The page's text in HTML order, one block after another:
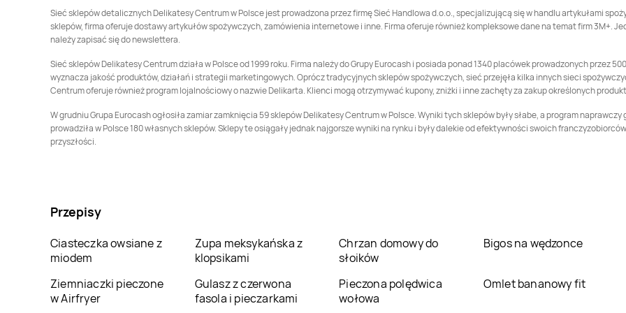
Delikatesy Centrum
Bolimów
Delikatesy Centrum
Bolszewo
Delikatesy Centrum
Borek Stary
Delikatesy Centrum
Borkowice
Delikatesy Centrum
Borzęcin
Borzytuchom
Bralin
Brąszewice
Delikatesy Centrum
Delikatesy Centrum
Delikatesy Centrum
Delikatesy Centrum
Delikatesy Centrum
Brzeszcze
Delikatesy Centrum
Delikatesy Centrum
Delikatesy Centrum
Delikatesy Centrum
Busko-Zdrój
Delikatesy Centrum
Bystrzyca Kłodzka
Delikatesy Centrum
Bytom
Delikatesy Centrum
Bytom Odrzański
Delikatesy Centrum
Delikatesy Centrum
Cewice
Delikatesy Centrum
Chałupki
Delikatesy Centrum
Charsznica
Delikatesy Centrum
Sieć sklepów detalicznych Delikatesy Centrum w Polsce jest prowadzona przez firmę Sieć Handlowa d.o.o., specjalizującą się w handlu artykułami
sklepów, firma oferuje dostawy artykułów spożywczych, zamówienia internetowe i inne. Firma oferuje również kompleksowe dane na temat firm 3M+.
należy zapisać się do newslettera.
Sieć sklepów Delikatesy Centrum działa w Polsce od 1999 roku. Firma należy do Grupy Eurocash i posiada ponad 1340 placówek prowadzonych przez
wyznacza jakość produktów, działań i strategii marketingowych. Oprócz tradycyjnych sklepów spożywczych, sieć przejęła kilka innych sieci
Centrum oferuje również program lojalnościowy o nazwie Delikarta. Klienci mogą otrzymywać kupony, zniżki i inne zachęty za zakup określonych
W grudniu Grupa Eurocash ogłosiła zamiar zamknięcia 59 sklepów Delikatesy Centrum w Polsce. Wyniki tych sklepów były słabe, a program
prowadziła w Polsce 180 własnych sklepów. Sklepy te osiągały jednak najgorsze wyniki na rynku i były dalekie od efektywności swoich
przyszłości.
Przepisy
Ciasteczka owsiane z
miodem
Zupa meksykańska z
klopsikami
Chrzan domowy do
słoików
Bigos na wędzonce
Ziemniaczki pieczone
w Airfryer
Gulasz z czerwona
fasola i pieczarkami
Pieczona polędwica
wołowa
Omlet bananowy fit